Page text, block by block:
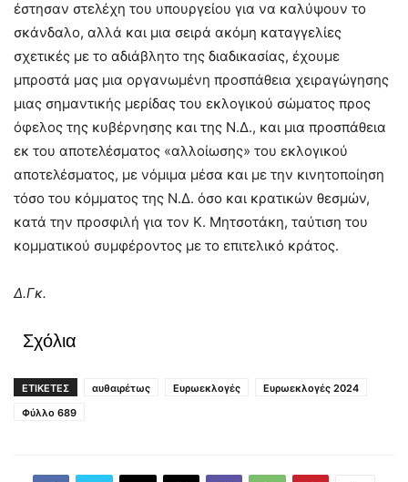
έστησαν στελέχη του υπουργείου για να καλύψουν το
σκάνδαλο, αλλά και μια σειρά ακόμη καταγγελίες
σχετικές με το αδιάβλητο της διαδικασίας, έχουμε
μπροστά μας μια οργανωμένη προσπάθεια χειραγώγησης
μιας σημαντικής μερίδας του εκλογικού σώματος προς
όφελος της κυβέρνησης και της Ν.Δ., και μια προσπάθεια
εκ του αποτελέσματος «αλλοίωσης» του εκλογικού
αποτελέσματος, με νόμιμα μέσα και με την κινητοποίηση
τόσο του κόμματος της Ν.Δ. όσο και κρατικών θεσμών,
κατά την προσφιλή για τον Κ. Μητσοτάκη, ταύτιση του
κομματικού συμφέροντος με το επιτελικό κράτος.
Δ.Γκ.
Σχόλια
ΕΤΙΚΕΤΕΣ αυθαιρέτως Ευρωεκλογές
Ευρωεκλογές 2024
Φύλλο 689